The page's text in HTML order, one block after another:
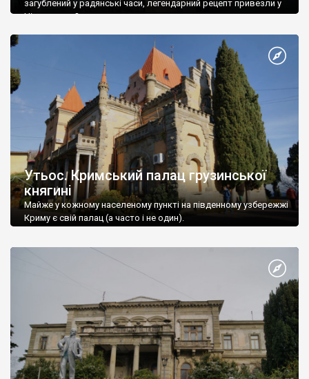
загублений у радянські часи, легендарний рецепт привезли у
Ніжин греки?
Утьос. Кримський палац грузинської
княгині
Майже у кожному населеному пункті на південному узбережжі
Криму є свій палац (а часто і не один).